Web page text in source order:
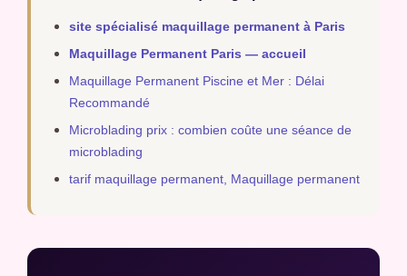
site spécialisé maquillage permanent à Paris
Maquillage Permanent Paris — accueil
Maquillage Permanent Piscine et Mer : Délai
Recommandé
Microblading prix : combien coûte une séance de
microblading
tarif maquillage permanent, Maquillage permanent